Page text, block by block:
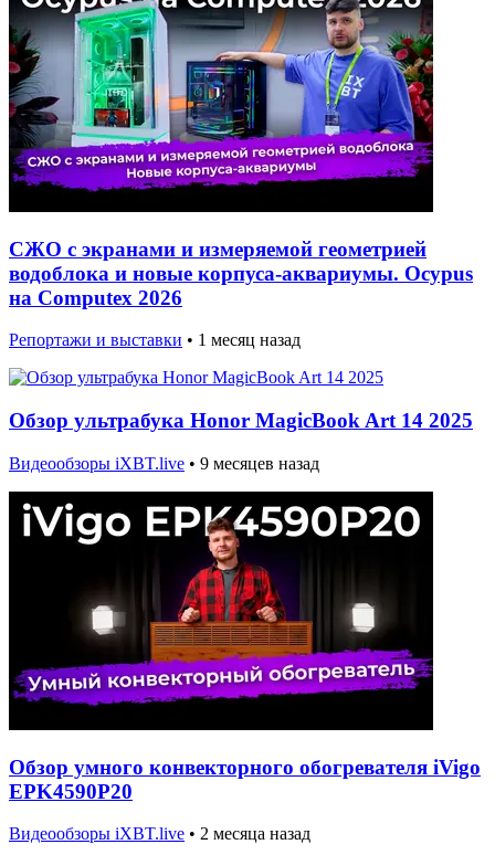
СЖО с экранами и измеряемой геометрией
водоблока и новые корпуса-аквариумы. Ocypus
на Computex 2026
Репортажи и выставки • 1 месяц назад
Обзор ультрабука Honor MagicBook Art 14 2025
Видеообзоры iXBT.live • 9 месяцев назад
Обзор умного конвекторного обогревателя iVigo
EPK4590P20
Видеообзоры iXBT.live • 2 месяца назад